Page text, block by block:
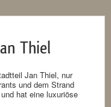
Thiel
Jan Thiel, nur
und dem Strand
hat eine luxuriöse